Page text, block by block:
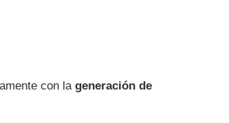
con la generación de